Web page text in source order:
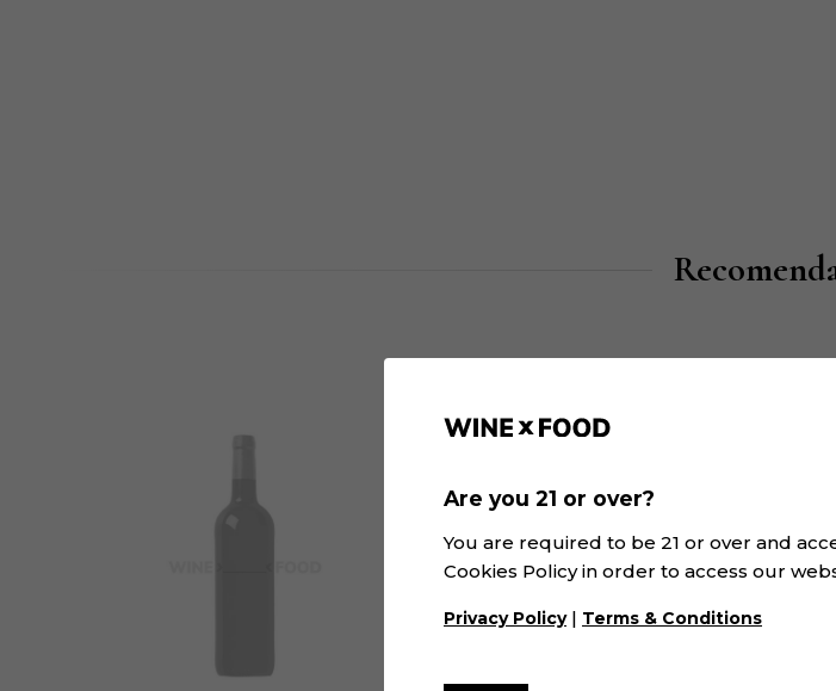
Are you 21 or over?
You are required to be 21 or over and
Cookies Policy in order to access our
Privacy Policy| Terms & Conditions